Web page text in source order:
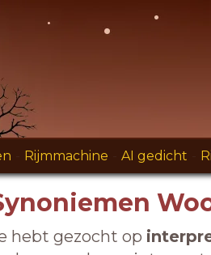
Rijmmachine AI gedicht
hebt gezocht op